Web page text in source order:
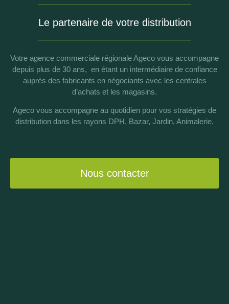
Le partenaire de votre distribution
Votre agence commerciale régionale Ageco vous accompagne
depuis plus de 30 ans, en étant un intermédiaire de confiance
auprès des fabricants en négociants avec les centrales
d’achats et les magasins.
Ageco vous accompagne au quotidien pour vos stratégies de
distribution dans les rayons DPH, Bazar, Jardin, Animalerie.
Nous contacter